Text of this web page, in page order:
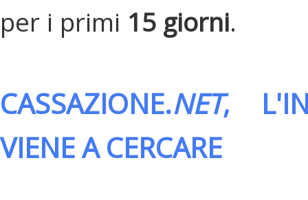
per i primi 15 giorni.
CASSAZIONE.NET,
VIENE A CERCARE